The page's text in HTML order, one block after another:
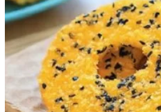
Cách Làm Bánh Kem
Cách Làm Bánh Mì
Cách Làm Bánh Trung Thu
Cách Làm Bánh Flan
Cách Làm Bánh Bao
Cách Làm Bánh Bông Lan
Cách Làm Bánh Su Kem
Cách làm bánh CupCake
Cách Làm Bánh Pizza
Cách làm bánh chay